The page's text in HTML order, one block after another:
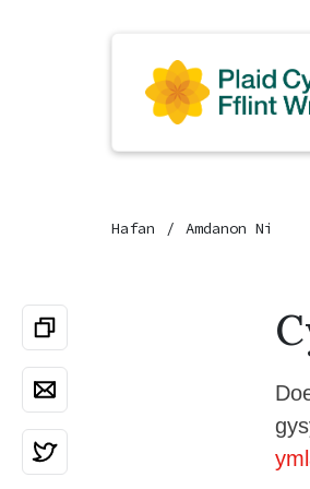
Hafan Amdanon Ni